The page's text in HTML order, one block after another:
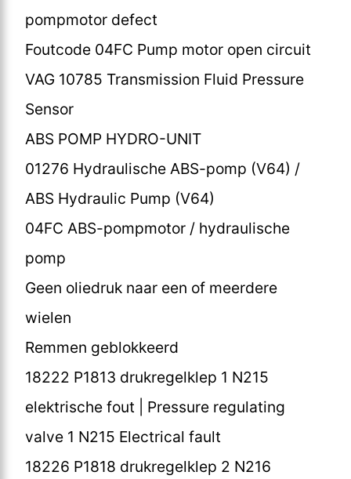
pompmotor defect
Foutcode 04FC Pump motor open circuit
VAG 10785 Transmission Fluid Pressure
Sensor
ABS POMP HYDRO-UNIT
01276 Hydraulische ABS-pomp (V64) /
ABS Hydraulic Pump (V64)
04FC ABS-pompmotor / hydraulische
pomp
Geen oliedruk naar een of meerdere
wielen
Remmen geblokkeerd
18222 P1813 drukregelklep 1 N215
elektrische fout | Pressure regulating
valve 1 N215 Electrical fault
18226 P1818 drukregelklep 2 N216